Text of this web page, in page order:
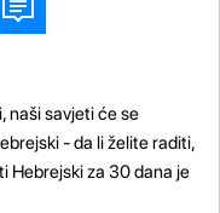
naši savjeti će se
- da li želite raditi,
Hebrejski za 30 dana je